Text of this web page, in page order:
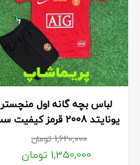
لباس بچه گانه اول منچستر
یونایتد 2008 قرمز کیفیت ست
1,620,000تومان
1,350,000 تومان